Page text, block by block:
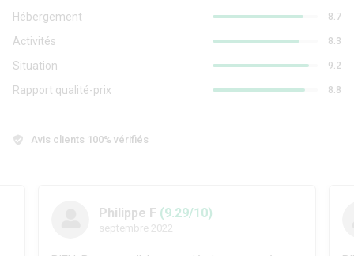
Hébergement 8.7
Activités 8.3
Situation 9.2
Rapport qualité-prix 8.8
Avis clients 100% vérifiés
Philippe F (9.29/10)
septembre 2022